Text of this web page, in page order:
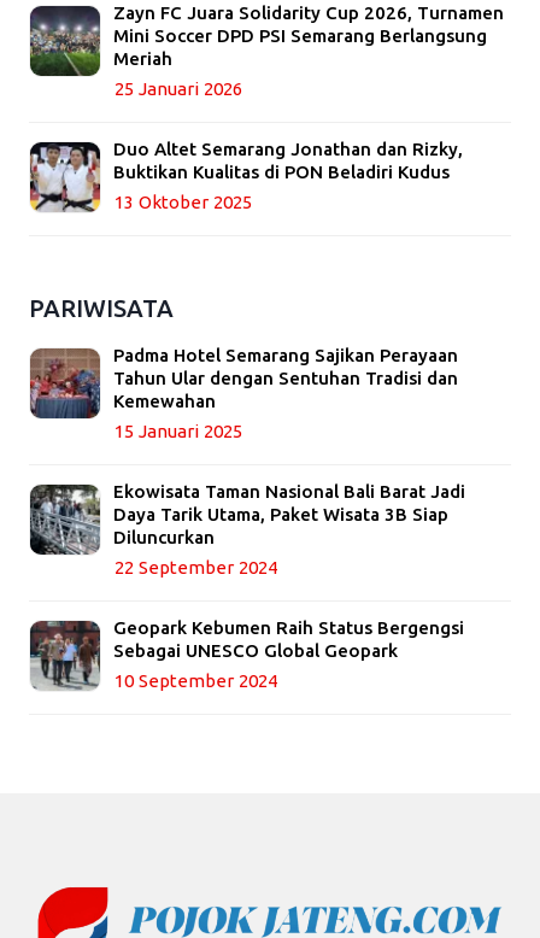
Zayn FC Juara Solidarity Cup 2026, Turnamen
Mini Soccer DPD PSI Semarang Berlangsung
Meriah
25 Januari 2026
Duo Altet Semarang Jonathan dan Rizky,
Buktikan Kualitas di PON Beladiri Kudus
13 Oktober 2025
PARIWISATA
Padma Hotel Semarang Sajikan Perayaan
Tahun Ular dengan Sentuhan Tradisi dan
Kemewahan
15 Januari 2025
Ekowisata Taman Nasional Bali Barat Jadi
Daya Tarik Utama, Paket Wisata 3B Siap
Diluncurkan
22 September 2024
Geopark Kebumen Raih Status Bergengsi
Sebagai UNESCO Global Geopark
10 September 2024